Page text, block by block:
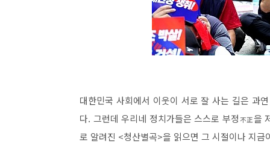
대한민국 사회에서 이웃이 서로 잘 사는 길은 과
다. 그런데 우리네 정치가들은 스스로 부정 不正을
로 알려진 <청산별곡>을 읽으면 그 시절이나 지